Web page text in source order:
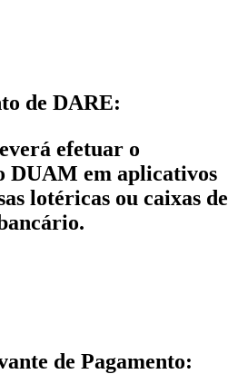
de DARE:
efetuar o
DUAM em aplicativos
lotéricas ou caixas de
de Pagamento: